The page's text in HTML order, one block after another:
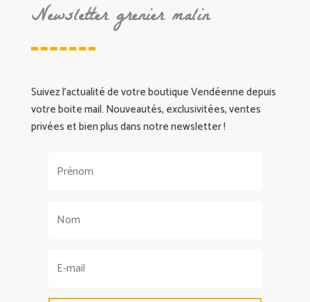
Newsletter grenier malin
Suivez l’actualité de votre boutique Vendéenne depuis
votre boite mail. Nouveautés, exclusivitées, ventes
privées et bien plus dans notre newsletter !